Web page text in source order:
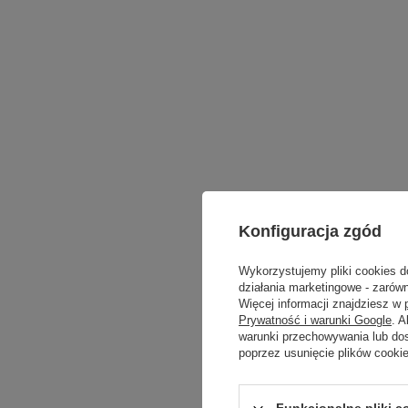
Konfiguracja zgód
Wykorzystujemy pliki cookies
działania marketingowe -
Więcej informacji znajdziesz w
Prywatność i warunki Google.
warunki przechowywania lub
poprzez usunięcie plików